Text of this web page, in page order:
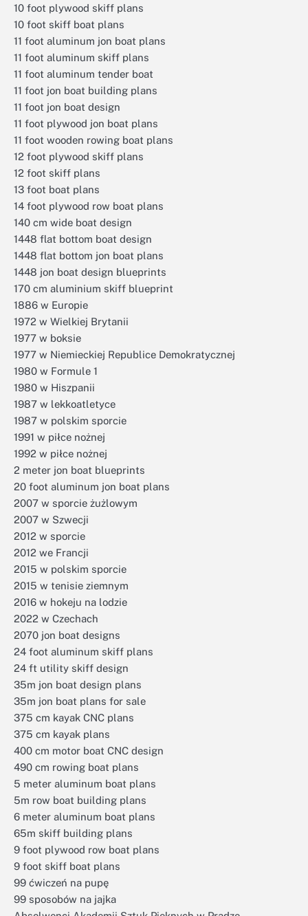
10 foot plywood skiff plans
10 foot skiff boat plans
11 foot aluminum jon boat plans
11 foot aluminum skiff plans
11 foot aluminum tender boat
11 foot jon boat building plans
11 foot jon boat design
11 foot plywood jon boat plans
11 foot wooden rowing boat plans
12 foot plywood skiff plans
12 foot skiff plans
13 foot boat plans
14 foot plywood row boat plans
140 cm wide boat design
1448 flat bottom boat design
1448 flat bottom jon boat plans
1448 jon boat design blueprints
170 cm aluminium skiff blueprint
1886 w Europie
1972 w Wielkiej Brytanii
1977 w boksie
1977 w Niemieckiej Republice Demokratycznej
1980 w Formule 1
1980 w Hiszpanii
1987 w lekkoatletyce
1987 w polskim sporcie
1991 w piłce nożnej
1992 w piłce nożnej
2 meter jon boat blueprints
20 foot aluminum jon boat plans
2007 w sporcie żużlowym
2007 w Szwecji
2012 w sporcie
2012 we Francji
2015 w polskim sporcie
2015 w tenisie ziemnym
2016 w hokeju na lodzie
2022 w Czechach
2070 jon boat designs
24 foot aluminum skiff plans
24 ft utility skiff design
35m jon boat design plans
35m jon boat plans for sale
375 cm kayak CNC plans
375 cm kayak plans
400 cm motor boat CNC design
490 cm rowing boat plans
5 meter aluminum boat plans
5m row boat building plans
6 meter aluminum boat plans
65m skiff building plans
9 foot plywood row boat plans
9 foot skiff boat plans
99 ćwiczeń na pupę
99 sposobów na jajka